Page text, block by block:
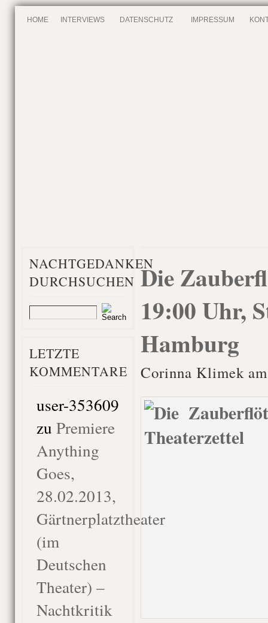
HOME INTERVIEWS DATENSCHUTZ IMPRESSUM
NACHTGEDANKEN
DURCHSUCHEN
LETZTE
KOMMENTARE
user-353609
zu Premiere
Anything
Goes,
28.02.2013,
Gärtnerplatztheater
(im
Deutschen
Theater) –
Nachtkritik
Die
19:00 Uhr,
Hamburg
Corinna Klimek